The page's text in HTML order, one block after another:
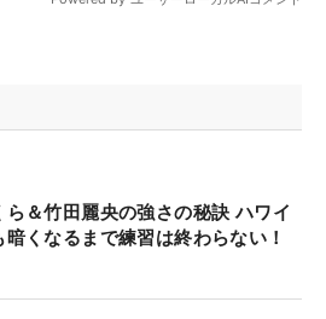
ら＆竹田麗央の強さの秘訣 ハワイ
暗くなるまで練習は終わらない！